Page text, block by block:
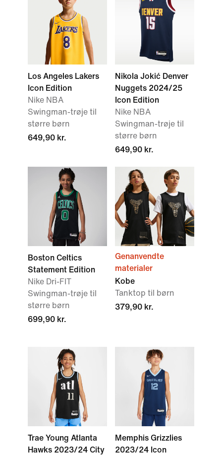
Los Angeles Lakers
Icon Edition
Nike NBA
Swingman-trøje til
større børn
649,90 kr.
Nikola Jokić Denver
Nuggets 2024/25
Icon Edition
Nike NBA
Swingman-trøje til
større børn
649,90 kr.
Boston Celtics
Statement Edition
Nike Dri-FIT
Swingman-trøje til
større børn
699,90 kr.
Genanvendte
materialer
Kobe
Tanktop til børn
379,90 kr.
Trae Young Atlanta
Hawks 2023/24 City
Memphis Grizzlies
2023/24 Icon